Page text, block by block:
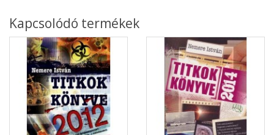
Kapcsolódó termékek